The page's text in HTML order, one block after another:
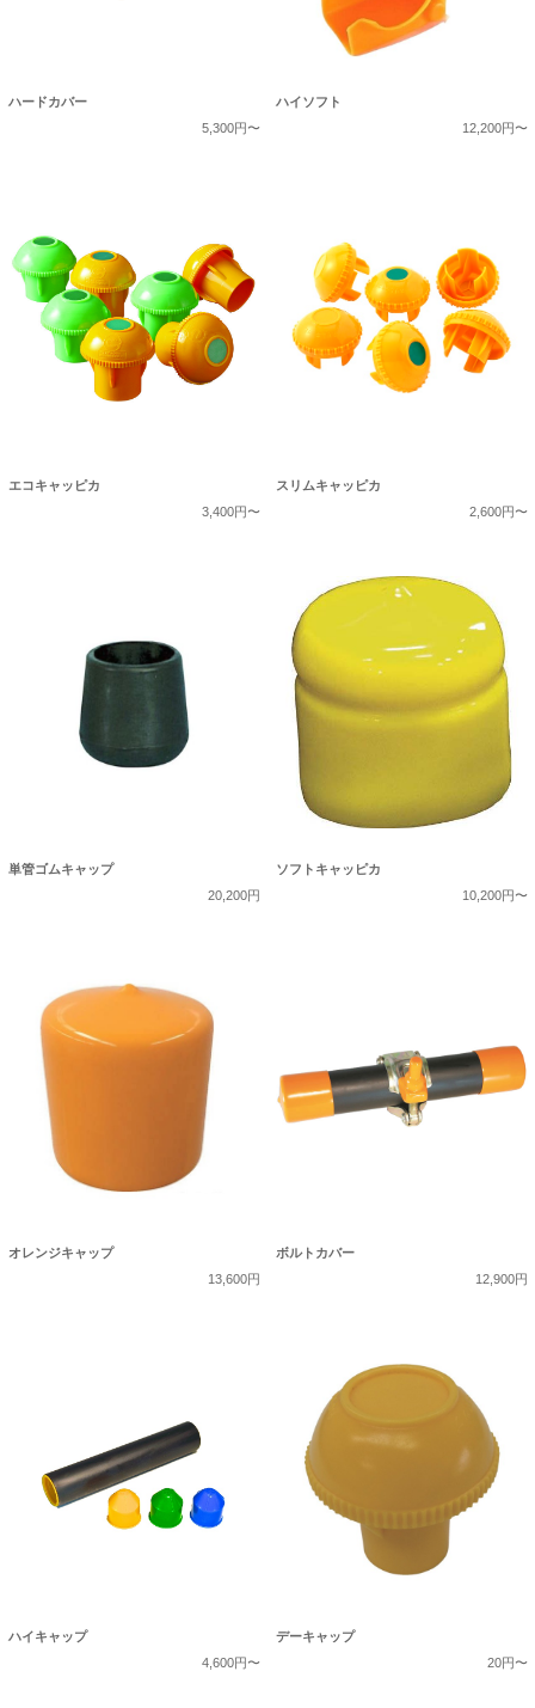
ハードカバー
5,300円〜
ハイソフト
12,200円〜
エコキャッピカ
3,400円〜
スリムキャッピカ
2,600円〜
単管ゴムキャップ
20,200円
ソフトキャッピカ
10,200円〜
オレンジキャップ
13,600円
ボルトカバー
12,900円
ハイキャップ
4,600円〜
デーキャップ
20円〜